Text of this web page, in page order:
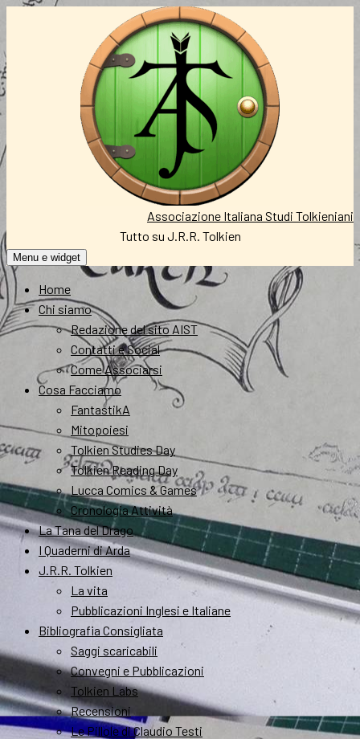
contenuto
Associazione Italiana Studi Tolkieniani
Tutto su J.R.R. Tolkien
Menu e widget
Home
Chi siamo
Redazione del sito AIST
Contatti e Social
Come Associarsi
Cosa Facciamo
FantastikA
Mitopoiesi
Tolkien Studies Day
Tolkien Reading Day
Lucca Comics & Games
Cronologia Attività
La Tana del Drago
I Quaderni di Arda
J.R.R. Tolkien
La vita
Pubblicazioni Inglesi e Italiane
Bibliografia Consigliata
Saggi scaricabili
Convegni e Pubblicazioni
Tolkien Labs
Recensioni
Le Pillole di Claudio Testi